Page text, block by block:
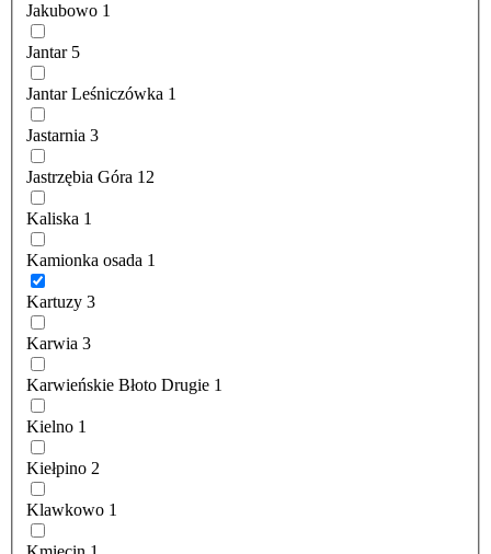
Jakubowo 1
Jantar 5
Jantar Leśniczówka 1
Jastarnia 3
Jastrzębia Góra 12
Kaliska 1
Kamionka osada 1
Kartuzy 3
Karwia 3
Karwieńskie Błoto Drugie 1
Kielno 1
Kiełpino 2
Klawkowo 1